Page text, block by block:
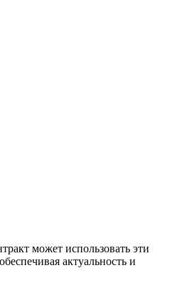
может использовать эти
актуальность и